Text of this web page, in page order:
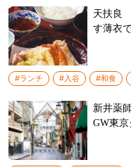
天扶良
す薄衣
#ランチ #入谷 #和食
新井薬
GW東京